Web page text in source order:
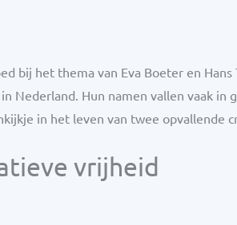
bij het thema van Eva Boeter en
Nederland. Hun namen vallen vaak
in het leven van twee opvallende
vrijheid